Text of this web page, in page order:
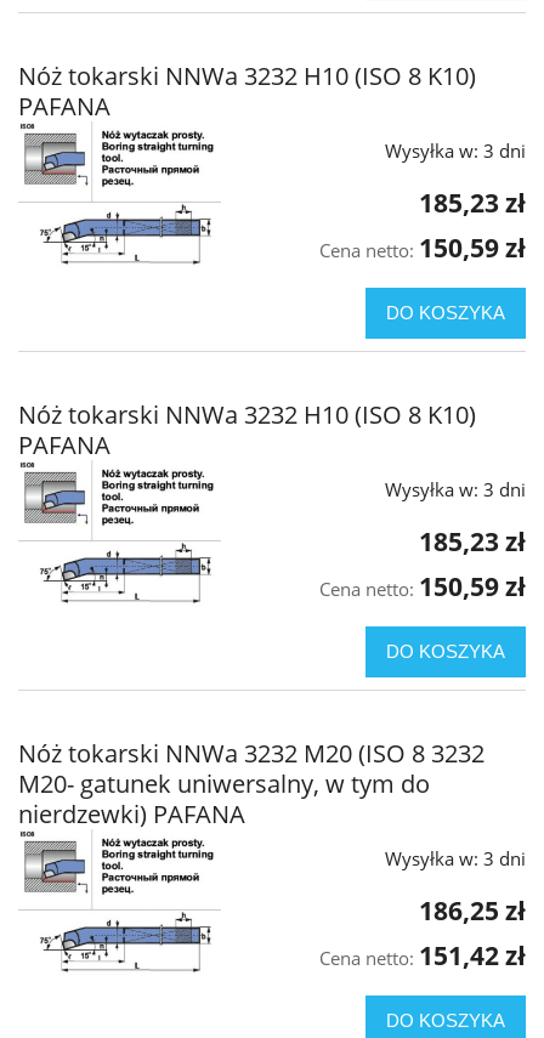
Nóż tokarski NNWa 3232 H10 (ISO 8 K10)
PAFANA
Wysyłka w: 3 dni
185,23 zł
Cena netto: 150,59 zł
DO KOSZYKA
Nóż tokarski NNWa 3232 H10 (ISO 8 K10)
PAFANA
Wysyłka w: 3 dni
185,23 zł
Cena netto: 150,59 zł
DO KOSZYKA
Nóż tokarski NNWa 3232 M20 (ISO 8 3232
M20- gatunek uniwersalny, w tym do
nierdzewki) PAFANA
Wysyłka w: 3 dni
186,25 zł
Cena netto: 151,42 zł
DO KOSZYKA